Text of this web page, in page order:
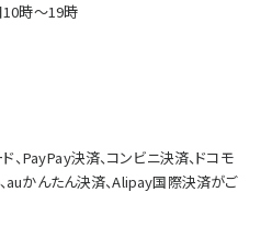
時～19時
、PayPay決済、コンビニ決済、ドコモ
auかんたん決済、Alipay国際決済がご